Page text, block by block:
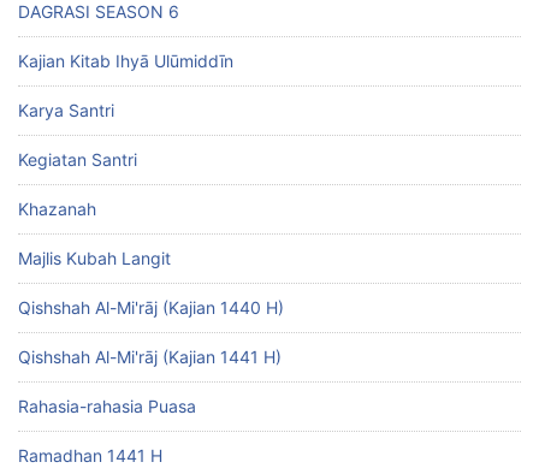
DAGRASI SEASON 6
Kajian Kitab Ihyā Ulūmiddīn
Karya Santri
Kegiatan Santri
Khazanah
Majlis Kubah Langit
Qishshah Al-Mi'rāj (Kajian 1440 H)
Qishshah Al-Mi'rāj (Kajian 1441 H)
Rahasia-rahasia Puasa
Ramadhan 1441 H